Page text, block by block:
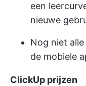
een
nieuwe
Nog niet
de mobiele
ClickUp prijzen